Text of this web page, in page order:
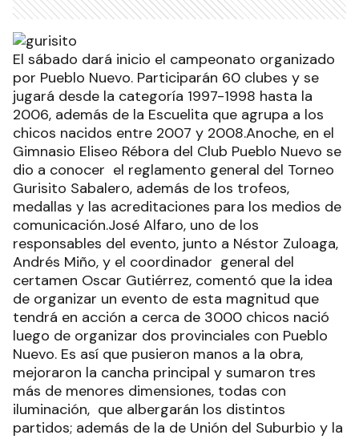
El sábado dará inicio el campeonato organizado
por Pueblo Nuevo. Participarán 60 clubes y se
jugará desde la categoría 1997-1998 hasta la
2006, además de la Escuelita que agrupa a los
chicos nacidos entre 2007 y 2008.Anoche, en el
Gimnasio Eliseo Rébora del Club Pueblo Nuevo se
dio a conocer el reglamento general del Torneo
Gurisito Sabalero, además de los trofeos,
medallas y las acreditaciones para los medios de
comunicación.José Alfaro, uno de los
responsables del evento, junto a Néstor Zuloaga,
Andrés Miño, y el coordinador general del
certamen Oscar Gutiérrez, comentó que la idea
de organizar un evento de esta magnitud que
tendrá en acción a cerca de 3000 chicos nació
luego de organizar dos provinciales con Pueblo
Nuevo. Es así que pusieron manos a la obra,
mejoraron la cancha principal y sumaron tres
más de menores dimensiones, todas con
iluminación, que albergarán los distintos
partidos; además de la de Unión del Suburbio y la